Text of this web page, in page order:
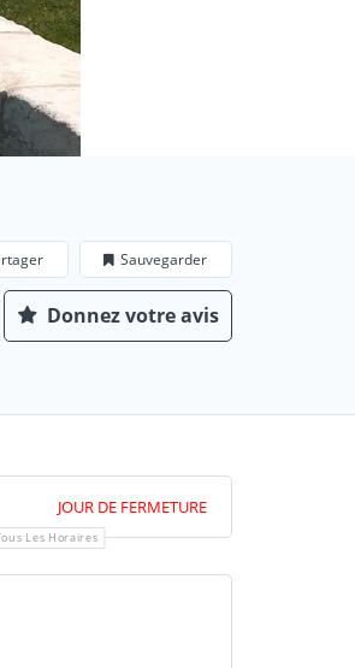
Sauvegarder
Donnez votre avis
JOUR DE FERMETURE
Les Horaires